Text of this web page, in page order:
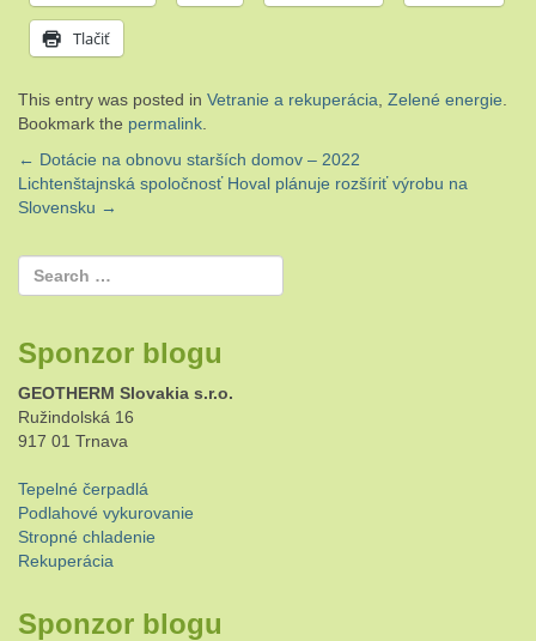
Tlačiť
This entry was posted in Vetranie a rekuperácia Zelené energie
Bookmark the permalink
Post
navigation
← Dotácie na obnovu starších domov – 2022
Lichtenštajnská spoločnosť Hoval plánuje rozšíriť výrobu na
Slovensku →
Sponzor blogu
GEOTHERM Slovakia s.r.o.
Ružindolská 16
917 01 Trnava
Tepelné čerpadlá
Podlahové vykurovanie
Stropné chladenie
Rekuperácia
Sponzor blogu